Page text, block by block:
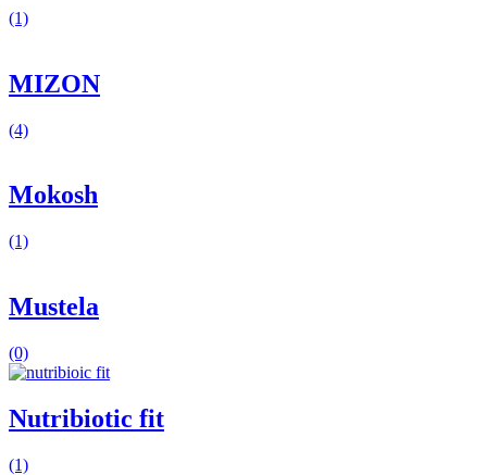
(1)
MIZON
(4)
Mokosh
(1)
Mustela
(0)
Nutribiotic fit
(1)